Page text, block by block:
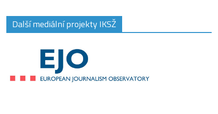
Další mediální projekty IKSŽ